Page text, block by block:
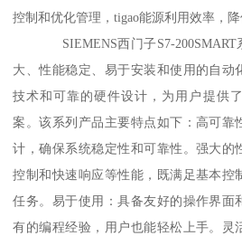
控制和优化管理，tigao能源利用效率，
SIEMENS西门子S7-200SMART系
大、性能稳定、易于安装和使用的自动
技术和可靠的硬件设计，为用户提供
案。该系列产品主要特点如下：高可靠
计，确保系统稳定性和可靠性。强大的
控制和快速响应等性能，既满足基本控
任务。易于使用：具备友好的操作界面
有的编程经验，用户也能轻松上手。灵